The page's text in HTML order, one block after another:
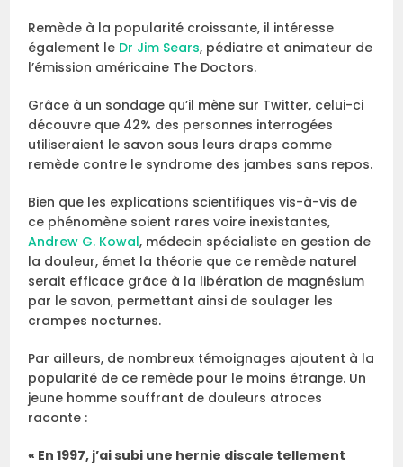
Remède à la popularité croissante, il intéresse
également le Dr Jim Sears, pédiatre et animateur de
l’émission américaine The Doctors.
Grâce à un sondage qu’il mène sur Twitter, celui-ci
découvre que 42% des personnes interrogées
utiliseraient le savon sous leurs draps comme
remède contre le syndrome des jambes sans repos.
Bien que les explications scientifiques vis-à-vis de
ce phénomène soient rares voire inexistantes,
Andrew G. Kowal, médecin spécialiste en gestion de
la douleur, émet la théorie que ce remède naturel
serait efficace grâce à la libération de magnésium
par le savon, permettant ainsi de soulager les
crampes nocturnes.
Par ailleurs, de nombreux témoignages ajoutent à la
popularité de ce remède pour le moins étrange. Un
jeune homme souffrant de douleurs atroces
raconte :
« En 1997, j’ai subi une hernie discale tellement